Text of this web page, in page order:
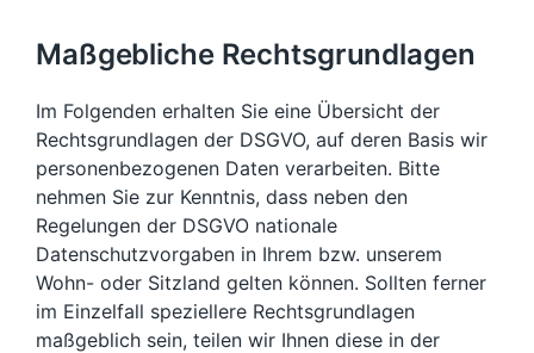
Maßgebliche Rechtsgrundlagen
Im Folgenden erhalten Sie eine Übersicht der
Rechtsgrundlagen der DSGVO, auf deren Basis wir
personenbezogenen Daten verarbeiten. Bitte
nehmen Sie zur Kenntnis, dass neben den
Regelungen der DSGVO nationale
Datenschutzvorgaben in Ihrem bzw. unserem
Wohn- oder Sitzland gelten können. Sollten ferner
im Einzelfall speziellere Rechtsgrundlagen
maßgeblich sein, teilen wir Ihnen diese in der